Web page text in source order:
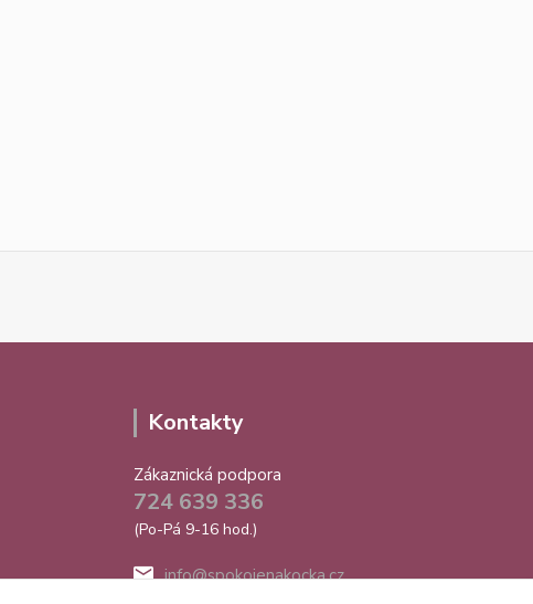
Kontakty
Zákaznická podpora
724 639 336
(Po-Pá 9-16 hod.)
info@spokojenakocka.cz